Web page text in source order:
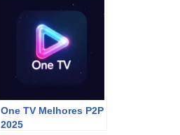
One TV Melhores P2P
2025